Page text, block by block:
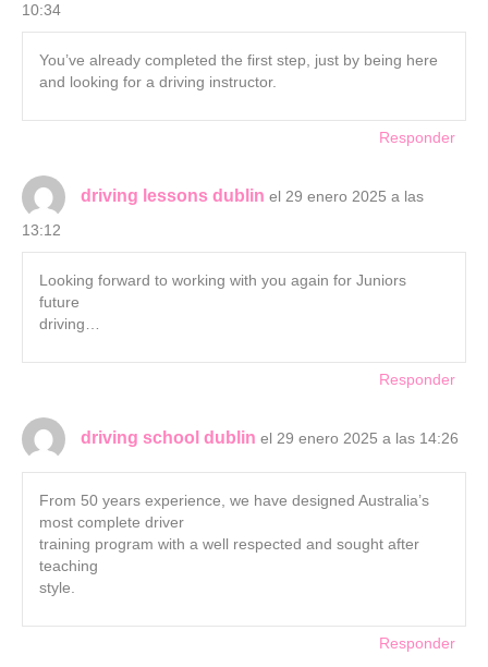
10:34
You’ve already completed the first step, just by being here
and looking for a driving instructor.
Responder
driving lessons dublin el 29 enero 2025 a las
13:12
Looking forward to working with you again for Juniors
future
driving…
Responder
driving school dublin el 29 enero 2025 a las 14:26
From 50 years experience, we have designed Australia’s
most complete driver
training program with a well respected and sought after
teaching
style.
Responder